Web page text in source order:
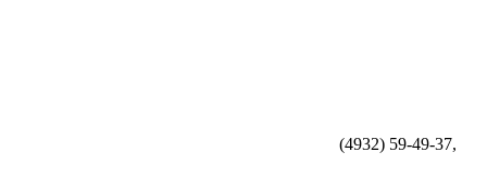
(4932) 59-49-37,